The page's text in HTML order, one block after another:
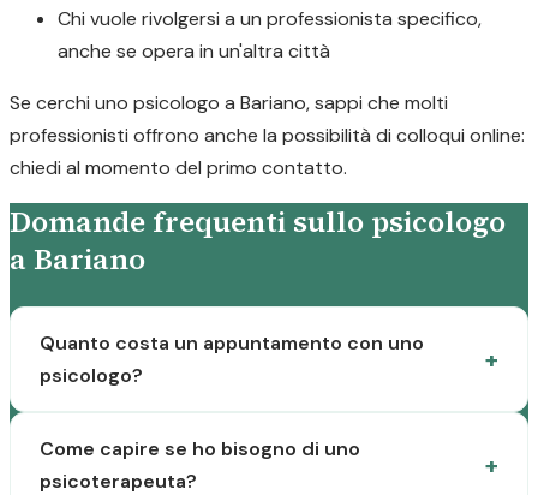
Chi vuole rivolgersi a un professionista specifico,
anche se opera in un'altra città
Se cerchi uno psicologo a Bariano, sappi che molti
professionisti offrono anche la possibilità di colloqui online:
chiedi al momento del primo contatto.
Domande frequenti sullo psicologo
a Bariano
Quanto costa un appuntamento con uno
psicologo?
Come capire se ho bisogno di uno
psicoterapeuta?